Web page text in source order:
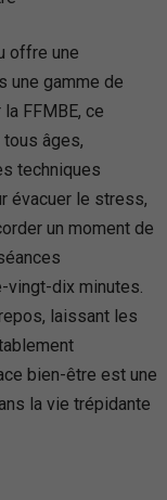
offre une
une gamme de
FFMBE, ce
âges,
techniques
évacuer le stress,
un moment de
dix minutes.
laissant les
bien-être est une
la vie trépidante